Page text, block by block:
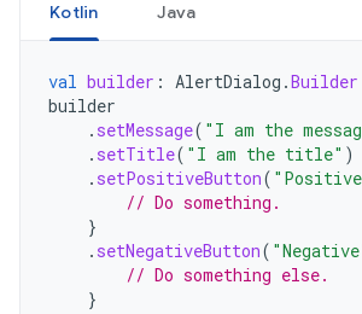
Kotlin Java
val builder : AlertDialog .Builder
builder
. setMessage( "I am the
. setTitle( "I am the title" )
. setPositiveButton(
// Do something.
}
. setNegativeButton(
// Do something else.
}